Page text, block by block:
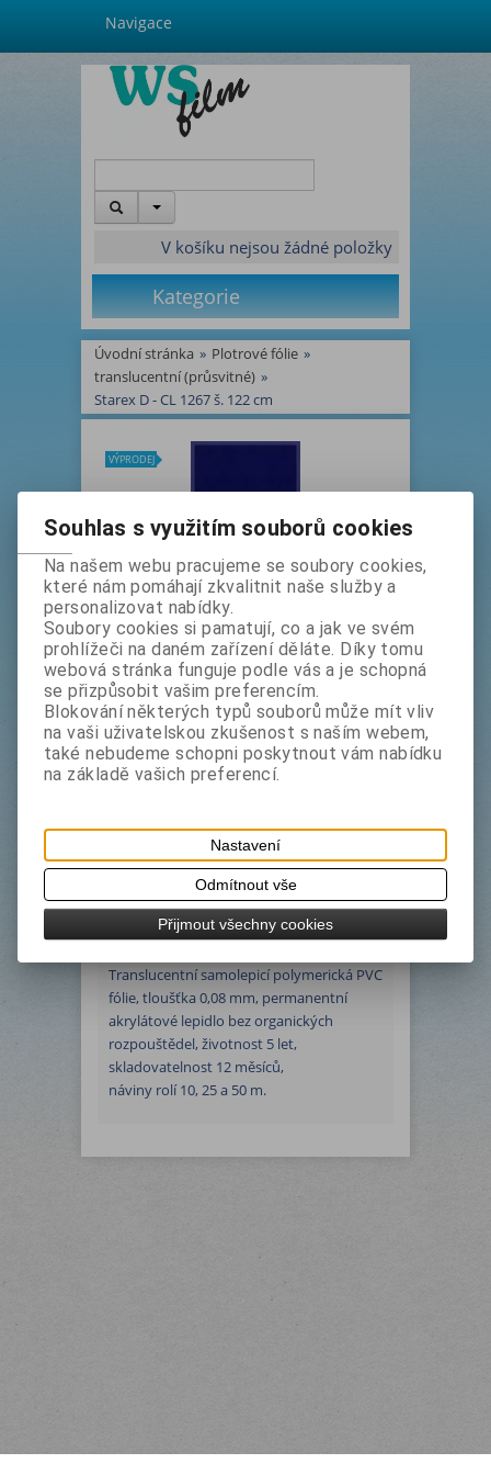
Navigace
V košíku nejsou žádné položky
Kategorie
Úvodní stránka » Plotrové fólie »
translucentní (průsvitné) »
Starex D - CL 1267 š. 122 cm
VÝPRODEJ
Starex D - CL 1267 š. 122 cm
bez DPH:212 Kč
s DPH:257 Kč
m Koupit
Výrobce: x - film, Německo
Katalogové číslo:1267122
Termín dodání (dny): 1
translucentní královská modrá fólie
Podrobný popis
Translucentní samolepicí polymerická PVC
fólie, tloušťka 0,08 mm, permanentní
akrylátové lepidlo bez organických
rozpouštědel, životnost 5 let,
skladovatelnost 12 měsíců,
náviny rolí 10, 25 a 50 m.
Souhlas s využitím souborů cookies
Na našem webu pracujeme se soubory cookies,
které nám pomáhají zkvalitnit naše služby a
personalizovat nabídky.
Soubory cookies si pamatují, co a jak ve svém
prohlížeči na daném zařízení děláte. Díky tomu
webová stránka funguje podle vás a je schopná
se přizpůsobit vašim preferencím.
Blokování některých typů souborů může mít vliv
na vaši uživatelskou zkušenost s naším webem,
také nebudeme schopni poskytnout vám nabídku
na základě vašich preferencí.
Nastavení
Odmítnout vše
Přijmout všechny cookies